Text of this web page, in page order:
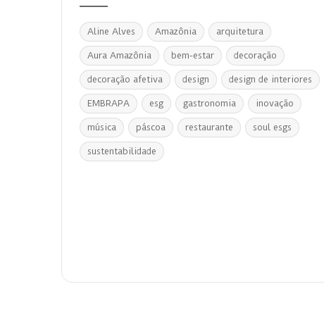
Aline Alves Amazônia arquitetura
Aura Amazônia bem-estar decoração
decoração afetiva design design de interiores
EMBRAPA esg gastronomia inovação
música páscoa restaurante soul esgs
sustentabilidade